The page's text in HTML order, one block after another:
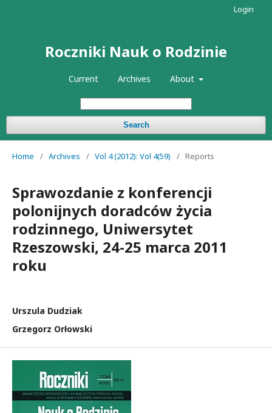
Roczniki Nauk o Rodzinie
Current Archives About
Search
Login
Home / Archives / Vol 4 (2012): Vol 4(59) / Reports
Sprawozdanie z konferencji
polonijnych doradców życia
rodzinnego, Uniwersytet
Rzeszowski, 24-25 marca 2011
roku
Urszula Dudziak
Grzegorz Orłowski